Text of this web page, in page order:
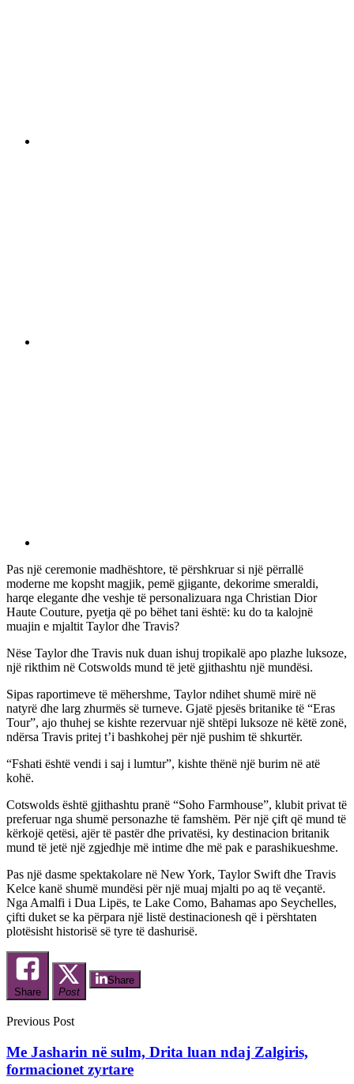
Pas një ceremonie madhështore, të përshkruar si një përrallë
moderne me kopsht magjik, pemë gjigante, dekorime smeraldi,
harqe elegante dhe veshje të personalizuara nga Christian Dior
Haute Couture, pyetja që po bëhet tani është: ku do ta kalojnë
muajin e mjaltit Taylor dhe Travis?
Nëse Taylor dhe Travis nuk duan ishuj tropikalë apo plazhe luksoze,
një rikthim në Cotswolds mund të jetë gjithashtu një mundësi.
Sipas raportimeve të mëhershme, Taylor ndihet shumë mirë në
natyrë dhe larg zhurmës së turneve. Gjatë pjesës britanike të “Eras
Tour”, ajo thuhej se kishte rezervuar një shtëpi luksoze në këtë zonë,
ndërsa Travis pritej t’i bashkohej për një pushim të shkurtër.
“Fshati është vendi i saj i lumtur”, kishte thënë një burim në atë
kohë.
Cotswolds është gjithashtu pranë “Soho Farmhouse”, klubit privat të
preferuar nga shumë personazhe të famshëm. Për një çift që mund të
kërkojë qetësi, ajër të pastër dhe privatësi, ky destinacion britanik
mund të jetë një zgjedhje më intime dhe më pak e parashikueshme.
Pas një dasme spektakolare në New York, Taylor Swift dhe Travis
Kelce kanë shumë mundësi për një muaj mjalti po aq të veçantë.
Nga Amalfi i Dua Lipës, te Lake Como, Bahamas apo Seychelles,
çifti duket se ka përpara një listë destinacionesh që i përshtaten
plotësisht historisë së tyre të dashurisë.
Share Post
Share
Previous Post
Me Jasharin në sulm, Drita luan ndaj Zalgiris,
formacionet zyrtare